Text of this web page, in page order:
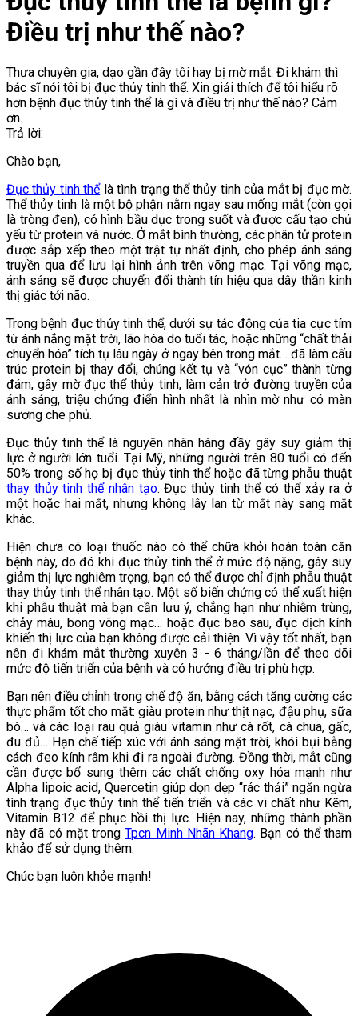
Điều trị như thế nào?
Thưa chuyên gia, dạo gần đây tôi hay bị mờ mắt. Đi khám thì
bác sĩ nói tôi bị đục thủy tinh thể. Xin giải thích để tôi hiểu rõ
hơn bệnh đục thủy tinh thể là gì và điều trị như thế nào? Cảm
ơn.
Trả lời:
Chào bạn,
Đục thủy tinh thểlà tình trạng thể thủy tinh của mắt bị đục mờ.
Thể thủy tinh là một bộ phận nằm ngay sau mống mắt (còn gọi
là tròng đen), có hình bầu dục trong suốt và được cấu tạo chủ
yếu từ protein và nước. Ở mắt bình thường, các phân tử protein
được sắp xếp theo một trật tự nhất định, cho phép ánh sáng
truyền qua để lưu lại hình ảnh trên võng mạc. Tại võng mạc,
ánh sáng sẽ được chuyển đổi thành tín hiệu qua dây thần kinh
thị giác tới não.
Trong bệnh đục thủy tinh thể, dưới sự tác động của tia cực tím
từ ánh nắng mặt trời, lão hóa do tuổi tác, hoặc những “chất thải
chuyển hóa” tích tụ lâu ngày ở ngay bên trong mắt… đã làm cấu
trúc protein bị thay đổi, chúng kết tụ và “vón cục” thành từng
đám, gây mờ đục thể thủy tinh, làm cản trở đường truyền của
ánh sáng, triệu chứng điển hình nhất là nhìn mờ như có màn
sương che phủ.
Đục thủy tinh thể là nguyên nhân hàng đầy gây suy giảm thị
lực ở người lớn tuổi. Tại Mỹ, những người trên 80 tuổi có đến
50% trong số họ bị đục thủy tinh thể hoặc đã từng phẫu thuật
thay thủy tinh thể nhân tạo. Đục thủy tinh thể có thể xảy ra ở
một hoặc hai mắt, nhưng không lây lan từ mắt này sang mắt
khác.
Hiện chưa có loại thuốc nào có thể chữa khỏi hoàn toàn căn
bệnh này, do đó khi đục thủy tinh thể ở mức độ nặng, gây suy
giảm thị lực nghiêm trọng, bạn có thể được chỉ định phẫu thuật
thay thủy tinh thể nhân tạo. Một số biến chứng có thể xuất hiện
khi phẫu thuật mà bạn cần lưu ý, chẳng hạn như nhiễm trùng,
chảy máu, bong võng mạc… hoặc đục bao sau, đục dịch kính
khiến thị lực của bạn không được cải thiện. Vì vậy tốt nhất, bạn
nên đi khám mắt thường xuyên 3 - 6 tháng/lần để theo dõi
mức độ tiến triển của bệnh và có hướng điều trị phù hợp.
Bạn nên điều chỉnh trong chế độ ăn, bằng cách tăng cường các
thực phẩm tốt cho mắt: giàu protein như thịt nạc, đậu phụ, sữa
bò… và các loại rau quả giàu vitamin như cà rốt, cà chua, gấc,
đu đủ… Hạn chế tiếp xúc với ánh sáng mặt trời, khói bụi bằng
cách đeo kính râm khi đi ra ngoài đường. Đồng thời, mắt cũng
cần được bổ sung thêm các chất chống oxy hóa mạnh như
Alpha lipoic acid, Quercetin giúp dọn dẹp “rác thải” ngăn ngừa
tình trạng đục thủy tinh thể tiến triển và các vi chất như Kẽm,
Vitamin B12 để phục hồi thị lực. Hiện nay, những thành phần
này đã có mặt trongTpcn Minh Nhãn Khang. Bạn có thể tham
khảo để sử dụng thêm.
Chúc bạn luôn khỏe mạnh!